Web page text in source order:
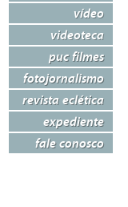
vídeo
videoteca
puc filmes
fotojornalismo
revista eclética
expediente
fale conosco